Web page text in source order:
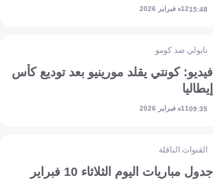
15:4812 فبراير 2026
نابولي ضد كومو
فيديو: كونتي يقلد مورينيو بعد توديع كأس
إيطاليا
09:3511 فبراير 2026
القنوات الناقلة
جدول مباريات اليوم الثلاثاء 10 فبراير